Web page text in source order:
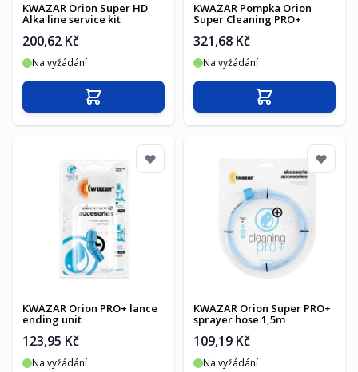
KWAZAR Orion Super HD
Alka line service kit
200,62 Kč
Na vyžádání
Přidat do košíku
KWAZAR Pompka Orion
Super Cleaning PRO+
321,68 Kč
Na vyžádání
Přidat do košíku
KWAZAR Orion PRO+ lance
ending unit
123,95 Kč
Na vyžádání
KWAZAR Orion Super PRO+
sprayer hose 1,5m
109,19 Kč
Na vyžádání